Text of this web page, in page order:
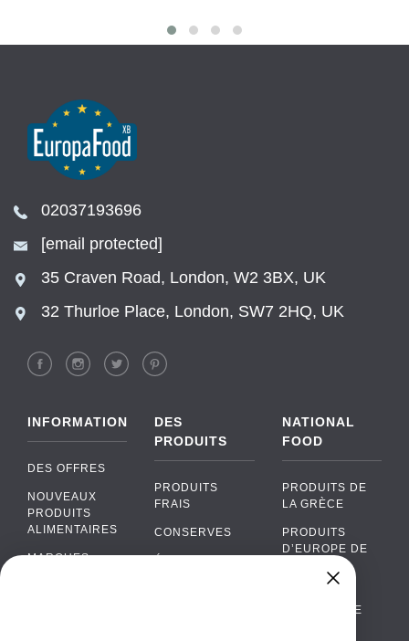
02037193696
[email protected]
35 Craven Road, London, W2 3BX, UK
32 Thurloe Place, London, SW7 2HQ, UK
INFORMATION
DES OFFRES
NOUVEAUX
PRODUITS
ALIMENTAIRES
MARQUES
DES
PRODUITS
PRODUITS
FRAIS
CONSERVES
NATIONAL
FOOD
PRODUITS DE
LA GRÈCE
PRODUITS
D’EUROPE DE
PORTUGAISE